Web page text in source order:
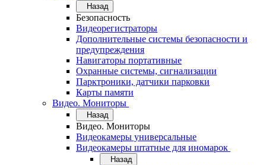
Назад
Безопасность
Видеорегистраторы
Дополнительные системы безопасности и
предупреждения
Навигаторы портативные
Охранные системы, сигнализации
Парктроники, датчики парковки
Карты памяти
Видео. Мониторы
Назад
Видео. Мониторы
Видеокамеры универсальные
Видеокамеры штатные для иномарок
Назад